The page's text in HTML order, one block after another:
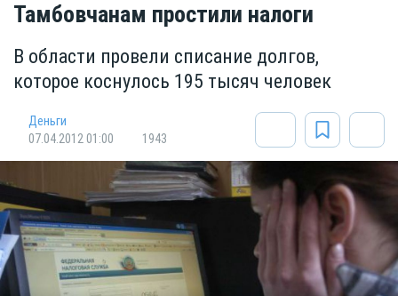
Тамбовчанам простили налоги
В области провели списание долгов,
которое коснулось 195 тысяч человек
Деньги
07.04.2012 01:00
1943